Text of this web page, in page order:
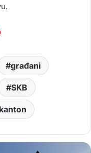
građani
SKB